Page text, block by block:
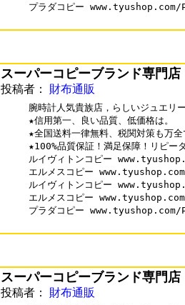
プラダコピー
スーパーコピーブランド専門店
投稿者： 財布通販
腕時計人気貴族店，らしいジュエリ
★信用第一、良い品質、低価格は。
★全国送料一律無料、税関対策も万全
★100%品質保証！満足保障！リピー
ルイヴィトンコピー
エルメスコピー
ルイヴィトンコピー
エルメスコピー
プラダコピー
スーパーコピーブランド専門店
投稿者： 財布通販